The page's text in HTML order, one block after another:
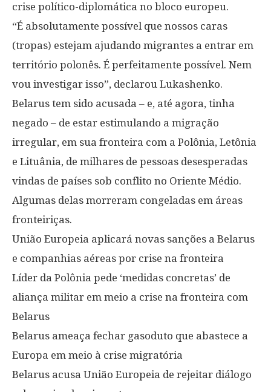
crise político-diplomática no bloco europeu.
“É absolutamente possível que nossos caras
(tropas) estejam ajudando migrantes a entrar em
território polonês. É perfeitamente possível. Nem
vou investigar isso”, declarou Lukashenko.
Belarus tem sido acusada – e, até agora, tinha
negado – de estar estimulando a migração
irregular, em sua fronteira com a Polônia, Letônia
e Lituânia, de milhares de pessoas desesperadas
vindas de países sob conflito no Oriente Médio.
Algumas delas morreram congeladas em áreas
fronteiriças.
União Europeia aplicará novas sanções a Belarus
e companhias aéreas por crise na fronteira
Líder da Polônia pede ‘medidas concretas’ de
aliança militar em meio a crise na fronteira com
Belarus
Belarus ameaça fechar gasoduto que abastece a
Europa em meio à crise migratória
Belarus acusa União Europeia de rejeitar diálogo